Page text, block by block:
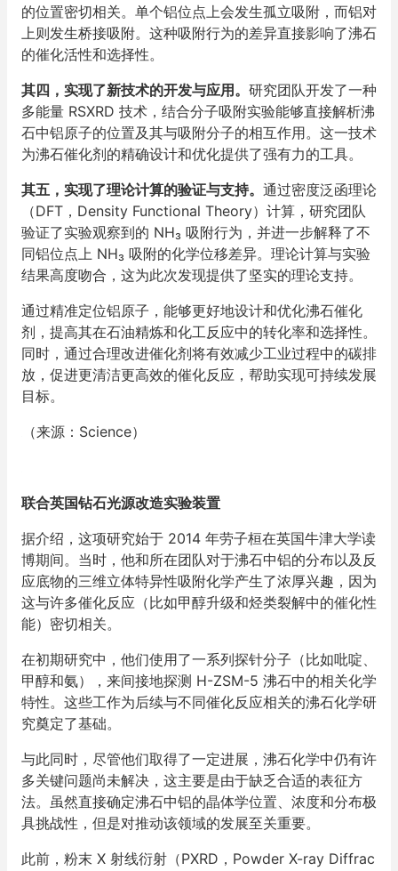
的位置密切相关。单个铝位点上会发生孤立吸附，而铝对
上则发生桥接吸附。这种吸附行为的差异直接影响了沸石
的催化活性和选择性。
其四，实现了新技术的开发与应用。 研究团队开发了一种
多能量 RSXRD 技术，结合分子吸附实验能够直接解析沸
石中铝原子的位置及其与吸附分子的相互作用。这一技术
为沸石催化剂的精确设计和优化提供了强有力的工具。
其五，实现了理论计算的验证与支持。 通过密度泛函理论
（DFT，Density Functional Theory）计算，研究团队
验证了实验观察到的 NH₃ 吸附行为，并进一步解释了不
同铝位点上 NH₃ 吸附的化学位移差异。理论计算与实验
结果高度吻合，这为此次发现提供了坚实的理论支持。
通过精准定位铝原子，能够更好地设计和优化沸石催化
剂，提高其在石油精炼和化工反应中的转化率和选择性。
同时，通过合理改进催化剂将有效减少工业过程中的碳排
放，促进更清洁更高效的催化反应，帮助实现可持续发展
目标。
（来源：Science）
联合英国钻石光源改造实验装置
据介绍，这项研究始于 2014 年劳子桓在英国牛津大学读
博期间。当时，他和所在团队对于沸石中铝的分布以及反
应底物的三维立体特异性吸附化学产生了浓厚兴趣，因为
这与许多催化反应（比如甲醇升级和烃类裂解中的催化性
能）密切相关。
在初期研究中，他们使用了一系列探针分子（比如吡啶、
甲醇和氨），来间接地探测 H-ZSM-5 沸石中的相关化学
特性。这些工作为后续与不同催化反应相关的沸石化学研
究奠定了基础。
与此同时，尽管他们取得了一定进展，沸石化学中仍有许
多关键问题尚未解决，这主要是由于缺乏合适的表征方
法。虽然直接确定沸石中铝的晶体学位置、浓度和分布极
具挑战性，但是对推动该领域的发展至关重要。
此前，粉末 X 射线衍射（PXRD，Powder X-ray Diffrac